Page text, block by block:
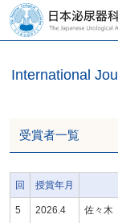
International
受賞者一覧
回 授賞年月
5 2026.4
佐々